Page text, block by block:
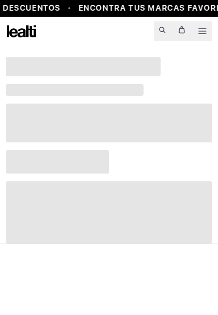
ENCONTRA TUS MARCAS